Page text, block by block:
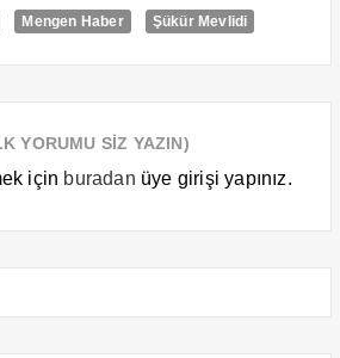
Mengen Haber Şükür Mevlidi
YORUMU SİZ YAZIN)
için buradan üye girişi yapınız.